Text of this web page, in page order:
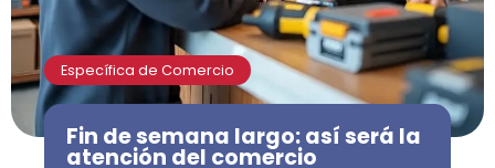
Específica de Comercio
Fin de semana largo: así será la
atención del comercio